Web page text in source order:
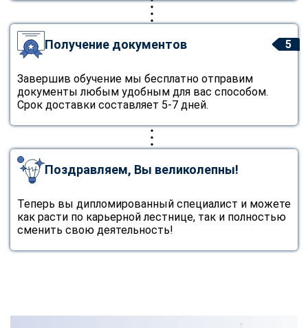
5
Получение документов
Завершив обучение мы бесплатно отправим
документы любым удобным для вас способом.
Срок доставки составляет 5-7 дней.
Поздравляем, Вы великолепны!
Теперь вы дипломированный специалист и можете
как расти по карьерной лестнице, так и полностью
сменить свою деятельность!